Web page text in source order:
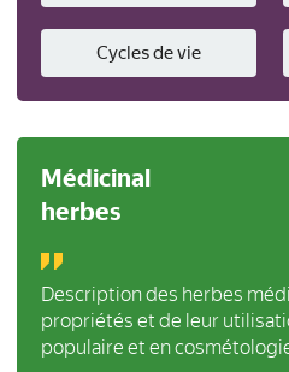
Cycles de vie
Médicinal
herbes
Description des herbes
propriétés et de leur
populaire et en